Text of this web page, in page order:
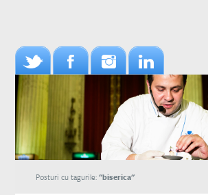
Posturi cu tagurile:"biserica"